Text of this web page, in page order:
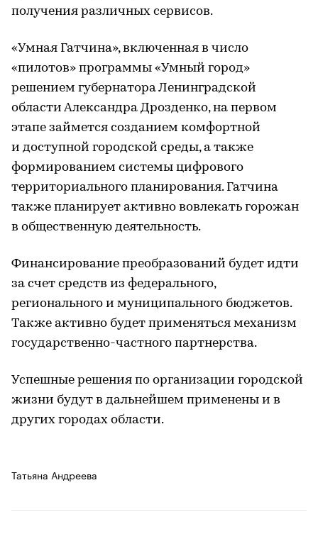
получения различных сервисов.
«Умная Гатчина», включенная в число
«пилотов» программы «Умный город»
решением губернатора Ленинградской
области Александра Дрозденко, на первом
этапе займется созданием комфортной
и доступной городской среды, а также
формированием системы цифрового
территориального планирования. Гатчина
также планирует активно вовлекать горожан
в общественную деятельность.
Финансирование преобразований будет идти
за счет средств из федерального,
регионального и муниципального бюджетов.
Также активно будет применяться механизм
государственно-частного партнерства.
Успешные решения по организации городской
жизни будут в дальнейшем применены и в
других городах области.
Татьяна Андреева